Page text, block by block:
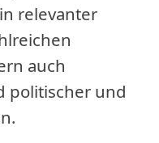
relevanter
auch
politischer und